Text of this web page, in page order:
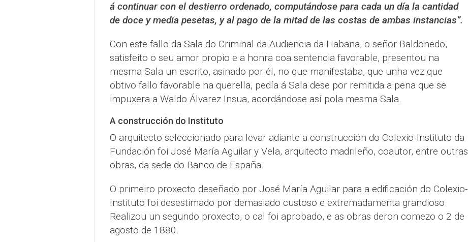
á continuar con el destierro ordenado, computándose para cada un día la cantidad
de doce y media pesetas, y al pago de la mitad de las costas de ambas instancias”.
Con este fallo da Sala do Criminal da Audiencia da Habana, o señor Baldonedo,
satisfeito o seu amor propio e a honra coa sentencia favorable, presentou na
mesma Sala un escrito, asinado por él, no que manifestaba, que unha vez que
obtivo fallo favorable na querella, pedía á Sala dese por remitida a pena que se
impuxera a Waldo Álvarez Insua, acordándose así pola mesma Sala.
A construcción do Instituto
O arquitecto seleccionado para levar adiante a construcción do Colexio-Instituto da
Fundación foi José María Aguilar y Vela, arquitecto madrileño, coautor, entre outras
obras, da sede do Banco de España.
O primeiro proxecto deseñado por José María Aguilar para a edificación do Colexio-
Instituto foi desestimado por demasiado custoso e extremadamenta grandioso.
Realizou un segundo proxecto, o cal foi aprobado, e as obras deron comezo o 2 de
agosto de 1880.